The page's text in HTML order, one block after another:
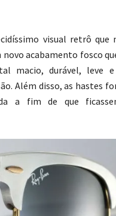
visual retrô que
novo acabamento fosco
macio, durável, leve
Além disso, as hastes
a fim de que